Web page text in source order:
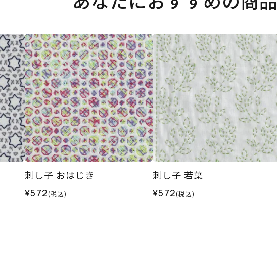
刺し子 おはじき
¥572(税込)
刺し子 若葉
¥572(税込)